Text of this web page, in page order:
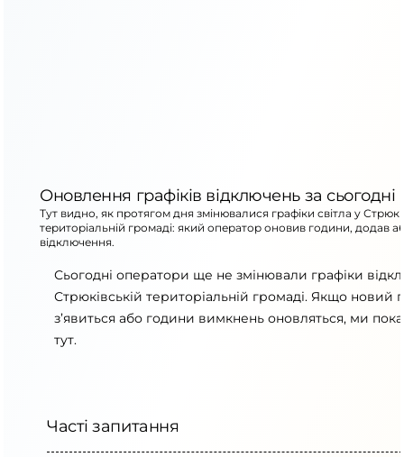
Оновлення графіків відключень за сьогодні
Тут видно, як протягом дня змінювалися графіки світла у
територіальній громаді: який оператор оновив години, додав
відключення.
Сьогодні оператори ще не змінювали графіки
Стрюківській територіальній громаді. Якщо новий
з’явиться або години вимкнень оновляться, ми
тут.
Часті запитання